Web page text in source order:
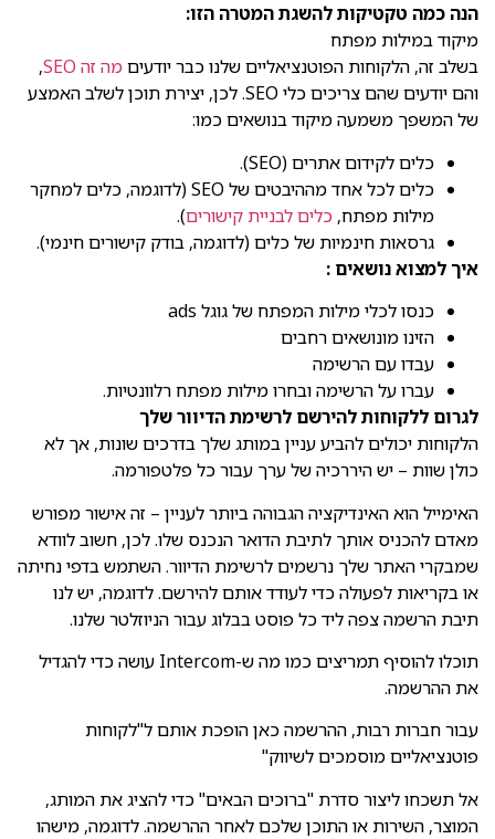
הנה כמה טקטיקות להשגת המטרה הזו:
מיקוד במילות מפתח
בשלב זה, הלקוחות הפוטנציאליים שלנו כבר יודעיםמה זה SEO
,
והם יודעים שהם צריכים כלי SEO. לכן, יצירת תוכן לשלב האמצע
של המשפך משמעה מיקוד בנושאים כמו:
כלים לקידום אתרים (SEO).
כלים לכל אחד מההיבטים של SEO (לדוגמה, כלים למחקר
מילות מפתח, כלים לבניית קישורים).
גרסאות חינמיות של כלים (לדוגמה, בודק קישורים חינמי).
איך למצוא נושאים :
כנסו לכלי מילות המפתח של גוגל ads
הזינו מונושאים רחבים
עבדו עם הרשימה
עברו על הרשימה ובחרו מילות מפתח רלוונטיות.
לגרום ללקוחות להירשם לרשימת הדיוור שלך
הלקוחות יכולים להביע עניין במותג שלך בדרכים שונות, אך לא
כולן שוות – יש היררכיה של ערך עבור כל פלטפורמה.
האימייל הוא האינדיקציה הגבוהה ביותר לעניין – זה אישור מפורש
מאדם להכניס אותך לתיבת הדואר הנכנס שלו. לכן, חשוב לוודא
שמבקרי האתר שלך נרשמים לרשימת הדיוור. השתמש בדפי נחיתה
או בקריאות לפעולה כדי לעודד אותם להירשם. לדוגמה, יש לנו
תיבת הרשמה צפה ליד כל פוסט בבלוג עבור הניוזלטר שלנו.
תוכלו להוסיף תמריצים כמו מה ש-Intercom עושה כדי להגדיל
את ההרשמה.
עבור חברות רבות, ההרשמה כאן הופכת אותם ל"לקוחות
פוטנציאליים מוסמכים לשיווק"
אל תשכחו ליצור סדרת "ברוכים הבאים" כדי להציג את המותג,
המוצר, השירות או התוכן שלכם לאחר ההרשמה. לדוגמה, מישהו